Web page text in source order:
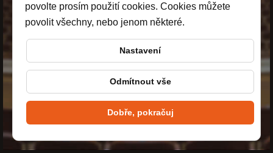
povolte prosím použití cookies. Cookies můžete
povolit všechny, nebo jenom některé.
Nastavení
Odmítnout vše
Dobře, pokračuj